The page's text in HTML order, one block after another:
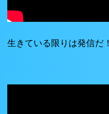
生きている限りは発信だ！